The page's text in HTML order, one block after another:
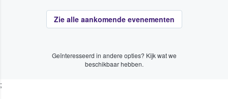
Zie alle aankomende evenementen
Geïnteresseerd in andere opties? Kijk wat we
beschikbaar hebben.
;